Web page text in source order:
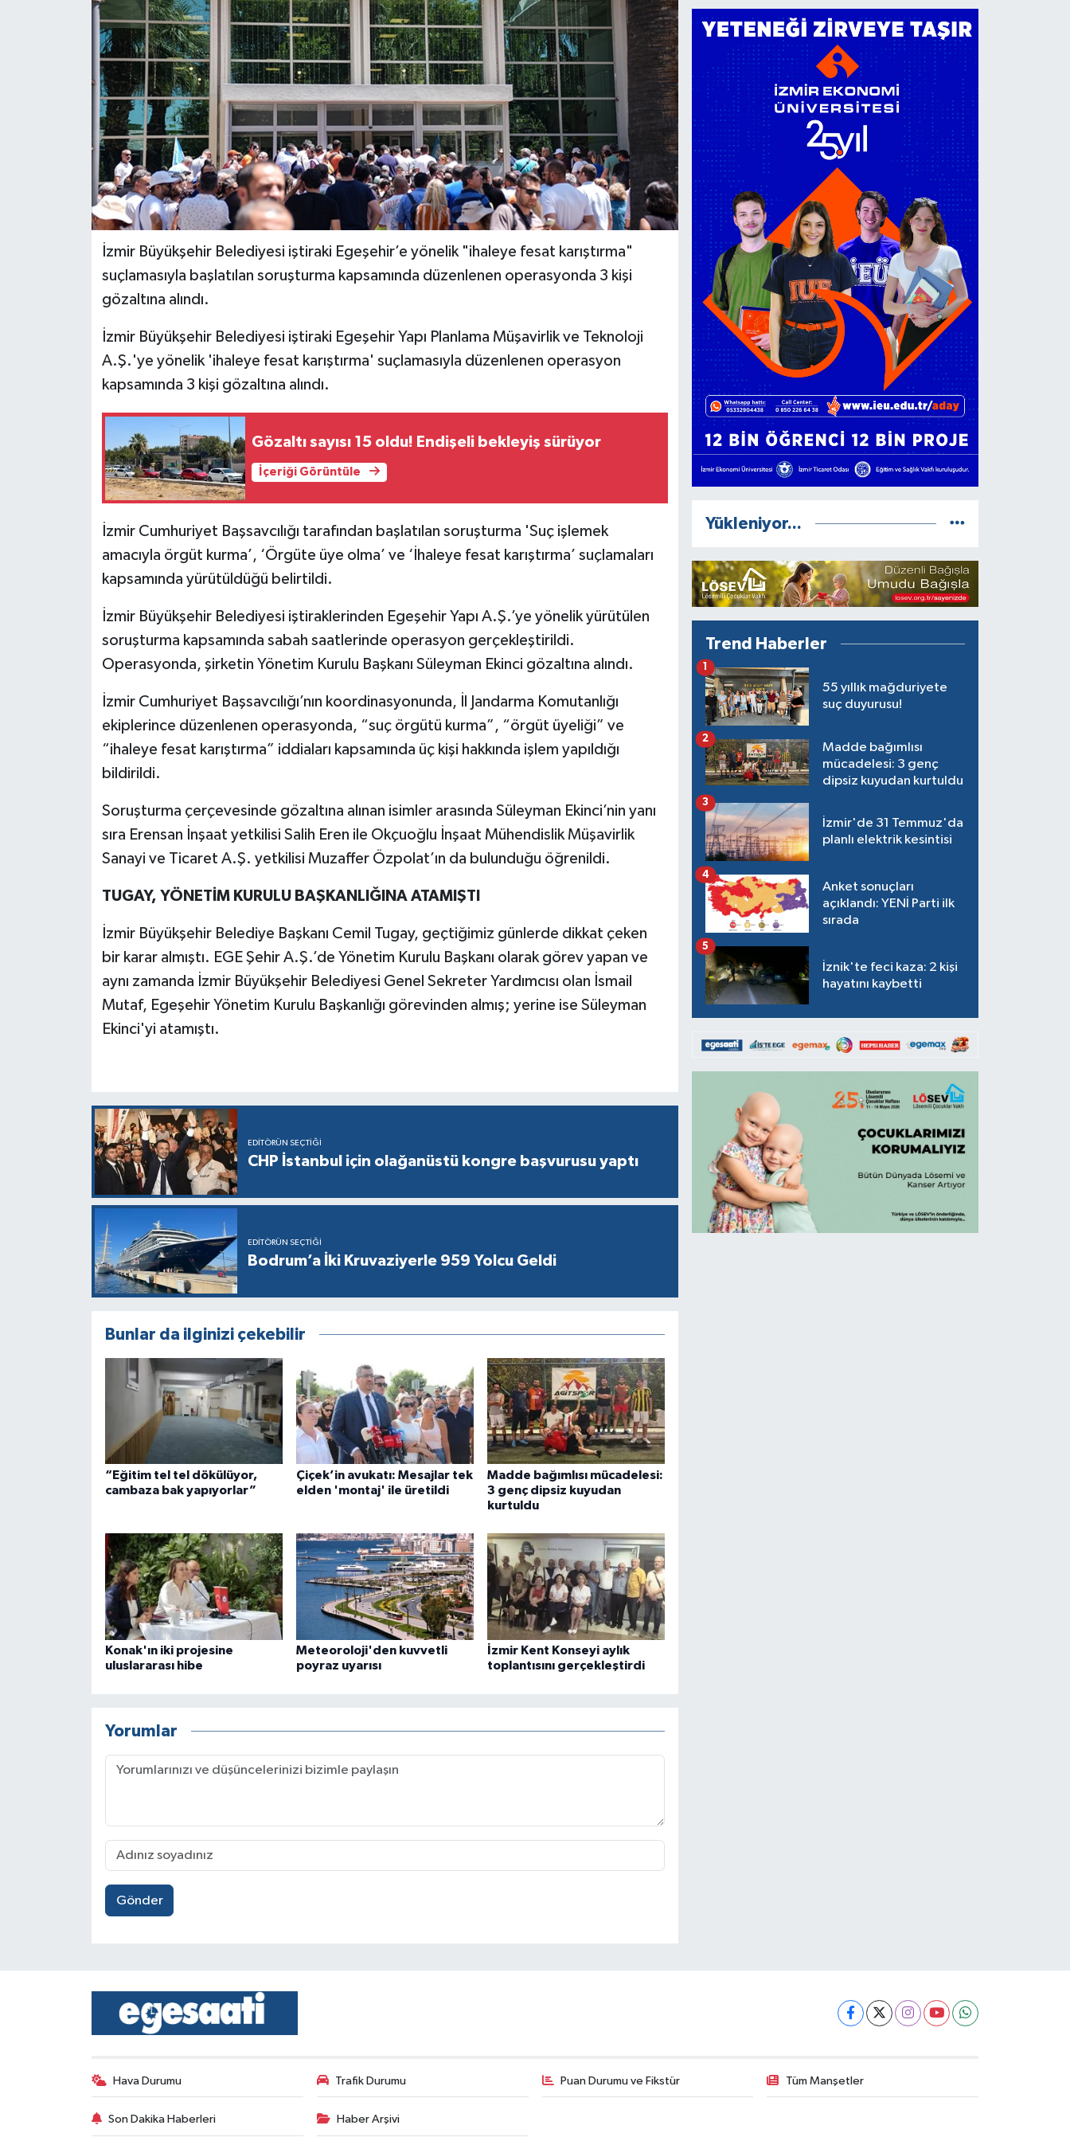
İzmir Büyükşehir Belediyesi iştiraki Egeşehir’e yönelik "ihaleye fesat karıştırma"
suçlamasıyla başlatılan soruşturma kapsamında düzenlenen operasyonda 3 kişi
gözaltına alındı.
İzmir Büyükşehir Belediyesi iştiraki Egeşehir Yapı Planlama Müşavirlik ve Teknoloji
A.Ş.'ye yönelik 'ihaleye fesat karıştırma' suçlamasıyla düzenlenen operasyon
kapsamında 3 kişi gözaltına alındı.
Gözaltı sayısı 15 oldu! Endişeli bekleyiş sürüyor
İçeriği Görüntüle
İzmir Cumhuriyet Başsavcılığı tarafından başlatılan soruşturma 'Suç işlemek
amacıyla örgüt kurma’, ‘Örgüte üye olma’ ve ‘İhaleye fesat karıştırma’ suçlamaları
kapsamında yürütüldüğü belirtildi.
İzmir Büyükşehir Belediyesi iştiraklerinden Egeşehir Yapı A.Ş.’ye yönelik yürütülen
soruşturma kapsamında sabah saatlerinde operasyon gerçekleştirildi.
Operasyonda, şirketin Yönetim Kurulu Başkanı Süleyman Ekinci gözaltına alındı.
İzmir Cumhuriyet Başsavcılığı’nın koordinasyonunda, İl Jandarma Komutanlığı
ekiplerince düzenlenen operasyonda, “suç örgütü kurma”, “örgüt üyeliği” ve
“ihaleye fesat karıştırma” iddiaları kapsamında üç kişi hakkında işlem yapıldığı
bildirildi.
Soruşturma çerçevesinde gözaltına alınan isimler arasında Süleyman Ekinci’nin yanı
sıra Erensan İnşaat yetkilisi Salih Eren ile Okçuoğlu İnşaat Mühendislik Müşavirlik
Sanayi ve Ticaret A.Ş. yetkilisi Muzaffer Özpolat’ın da bulunduğu öğrenildi.
TUGAY, YÖNETİM KURULU BAŞKANLIĞINA ATAMIŞTI
İzmir Büyükşehir Belediye Başkanı Cemil Tugay, geçtiğimiz günlerde dikkat çeken
bir karar almıştı. EGE Şehir A.Ş.’de Yönetim Kurulu Başkanı olarak görev yapan ve
aynı zamanda İzmir Büyükşehir Belediyesi Genel Sekreter Yardımcısı olan İsmail
Mutaf, Egeşehir Yönetim Kurulu Başkanlığı görevinden almış; yerine ise Süleyman
Ekinci'yi atamıştı.
EDITÖRÜN SEÇTIĞI
CHP İstanbul için olağanüstü kongre başvurusu yaptı
EDITÖRÜN SEÇTIĞI
Bodrum’a İki Kruvaziyerle 959 Yolcu Geldi
Bunlar da ilginizi çekebilir
“Eğitim tel tel dökülüyor,
cambaza bak yapıyorlar”
Çiçek’in avukatı: Mesajlar tek
elden 'montaj' ile üretildi
Madde bağımlısı mücadelesi:
3 genç dipsiz kuyudan
kurtuldu
Konak'ın iki projesine
uluslararası hibe
Meteoroloji'den kuvvetli
poyraz uyarısı
İzmir Kent Konseyi aylık
toplantısını gerçekleştirdi
Yorumlar
Gönder
Yükleniyor...
Trend Haberler
55 yıllık mağduriyete
suç duyurusu!
1
Madde bağımlısı
mücadelesi: 3 genç
dipsiz kuyudan kurtuldu
2
İzmir'de 31 Temmuz'da
planlı elektrik kesintisi
3
Anket sonuçları
açıklandı: YENİ Parti ilk
sırada
4
İznik'te feci kaza: 2 kişi
hayatını kaybetti
5
Hava Durumu Trafik Durumu Puan Durumu ve Fikstür Tüm Manşetler
Son Dakika Haberleri Haber Arşivi